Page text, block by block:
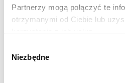
Partnerzy mogą połączyć te
otrzymanymi od Ciebie lub
zgody
Niezbędne